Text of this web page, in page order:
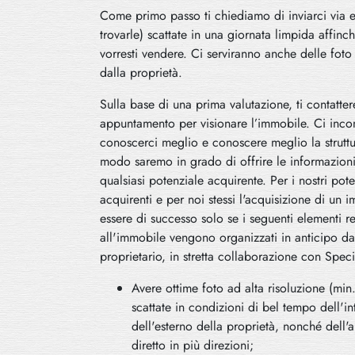
Come primo passo ti chiediamo di inviarci via
trovarle) scattate in una giornata limpida
vorresti vendere. Ci serviranno anche delle
dalla proprietà.
Sulla base di una prima valutazione, ti
appuntamento per visionare l’immobile. Ci
conoscerci meglio e conoscere meglio la
modo saremo in grado di offrire le
qualsiasi potenziale acquirente. Per i nostri
acquirenti e per noi stessi l'acquisizione di un
essere di successo solo se i seguenti elementi
all'immobile vengono organizzati in anticipo
proprietario, in stretta collaborazione con
Avere ottime foto ad alta risoluzione
scattate in condizioni di bel tempo
dell'esterno della proprietà, nonché
diretto in più direzioni;